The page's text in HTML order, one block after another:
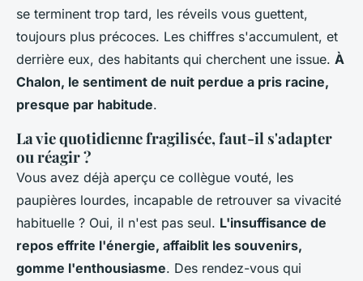
se terminent trop tard, les réveils vous guettent,
toujours plus précoces. Les chiffres s'accumulent, et
derrière eux, des habitants qui cherchent une issue. À
Chalon, le sentiment de nuit perdue a pris racine,
presque par habitude.
La vie quotidienne fragilisée, faut-il s'adapter
ou réagir ?
Vous avez déjà aperçu ce collègue vouté, les
paupières lourdes, incapable de retrouver sa vivacité
habituelle ? Oui, il n'est pas seul. L'insuffisance de
repos effrite l'énergie, affaiblit les souvenirs,
gomme l'enthousiasme. Des rendez-vous qui